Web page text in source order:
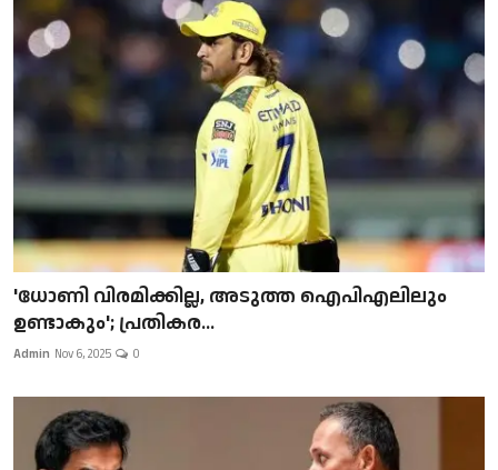
'ധോണി വിരമിക്കില്ല, അടുത്ത ഐപിഎലിലും
ഉണ്ടാകും'; പ്രതികര...
Admin Nov 6, 2025 0